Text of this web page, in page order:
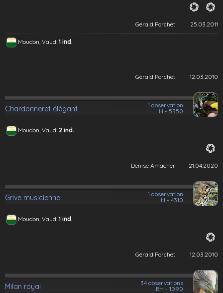
Gérald Porchet 25.03.2011
Moudon, Vaud: 1 ind.
Gérald Porchet 12.03.2010
Chardonneret élégant
1 observation
H - 5350
Moudon, Vaud: 2 ind.
Denise Amacher 21.04.2020
Grive musicienne
1 observation
H - 4310
Moudon, Vaud: 1 ind.
Gérald Porchet 12.03.2010
Milan royal
34 observations
BH - 1090